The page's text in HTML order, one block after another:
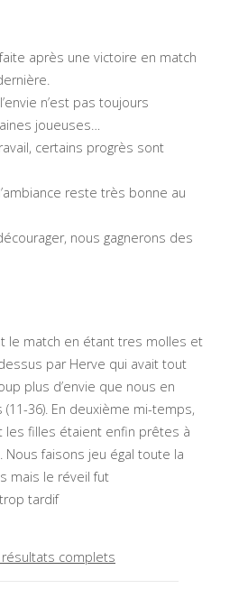
après une victoire en match
n’est pas toujours
joueuses…
certains progrès sont
reste très bonne au
nous gagnerons des
le match en étant tres molles et
par Herve qui avait tout
plus d’envie que nous en
36). En deuxième mi-temps,
les filles étaient enfin prêtes à
Nous faisons jeu égal toute la
mais le réveil fut
tardif
résultats complets